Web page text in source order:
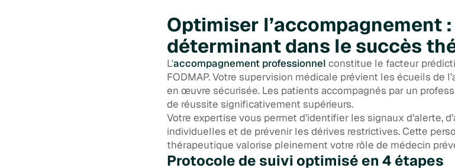
Optimiser l’accompagnement
déterminant dans le succès
L'accompagnement professionnel constitue le facteur
FODMAP. Votre supervision médicale prévient les écueils de
en œuvre sécurisée. Les patients accompagnés par un
de réussite significativement supérieurs.
Votre expertise vous permet d’identifier les signaux d’alerte,
individuelles et de prévenir les dérives restrictives. Cette
thérapeutique valorise pleinement votre rôle de médecin
Protocole de suivi optimisé en 4 étapes